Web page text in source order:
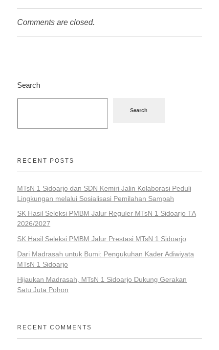
Comments are closed.
Search
Search
RECENT POSTS
MTsN 1 Sidoarjo dan SDN Kemiri Jalin Kolaborasi Peduli
Lingkungan melalui Sosialisasi Pemilahan Sampah
SK Hasil Seleksi PMBM Jalur Reguler MTsN 1 Sidoarjo TA
2026/2027
SK Hasil Seleksi PMBM Jalur Prestasi MTsN 1 Sidoarjo
Dari Madrasah untuk Bumi: Pengukuhan Kader Adiwiyata
MTsN 1 Sidoarjo
Hijaukan Madrasah, MTsN 1 Sidoarjo Dukung Gerakan
Satu Juta Pohon
RECENT COMMENTS